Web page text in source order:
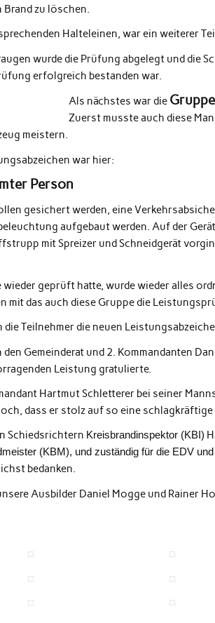
zu löschen.
Halteleinen, war ein weiterer
wurde die Prüfung abgelegt und die
erfolgreich bestanden war.
Als nächstes war die
Zuerst musste auch diese
meistern.
war hier:
Person
gesichert werden, eine
aufgebaut werden. Auf der
mit Spreizer und Schneidgerät
wieder geprüft hatte, wurde wieder alles
mit das auch diese Gruppe die
Teilnehmer die neuen
Gemeinderat und 2. Kommandanten
Leistung gratulierte.
Hartmut Schletterer bei seiner
dass er stolz auf so eine schlagkräftige
Schiedsrichtern Kreisbrandinspektor (KBI)
(KBM), und zuständig für die EDV
bedanken.
Ausbilder Daniel Mogge und Rainer